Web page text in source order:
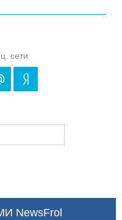
сети
NewsFrol